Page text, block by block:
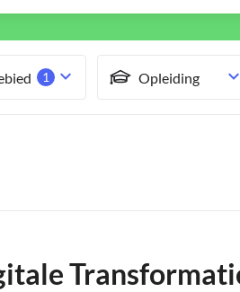
1 Opleiding